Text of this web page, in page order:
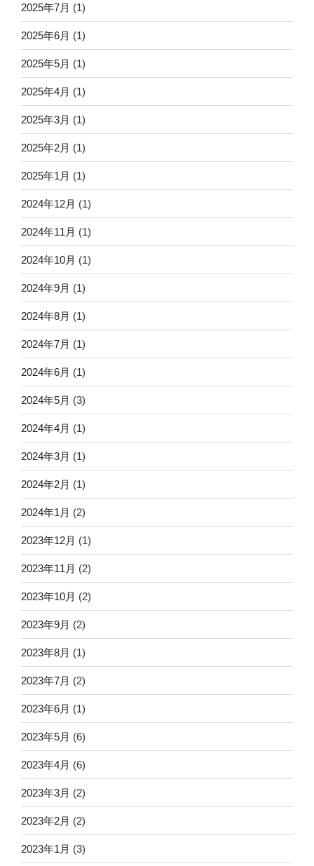
2025年7月 (1)
2025年6月 (1)
2025年5月 (1)
2025年4月 (1)
2025年3月 (1)
2025年2月 (1)
2025年1月 (1)
2024年12月 (1)
2024年11月 (1)
2024年10月 (1)
2024年9月 (1)
2024年8月 (1)
2024年7月 (1)
2024年6月 (1)
2024年5月 (3)
2024年4月 (1)
2024年3月 (1)
2024年2月 (1)
2024年1月 (2)
2023年12月 (1)
2023年11月 (2)
2023年10月 (2)
2023年9月 (2)
2023年8月 (1)
2023年7月 (2)
2023年6月 (1)
2023年5月 (6)
2023年4月 (6)
2023年3月 (2)
2023年2月 (2)
2023年1月 (3)